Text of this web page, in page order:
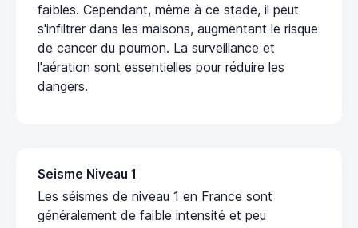
faibles. Cependant, même à ce stade, il peut
s'infiltrer dans les maisons, augmentant le risque
de cancer du poumon. La surveillance et
l'aération sont essentielles pour réduire les
dangers.
Seisme Niveau 1
Les séismes de niveau 1 en France sont
généralement de faible intensité et peu